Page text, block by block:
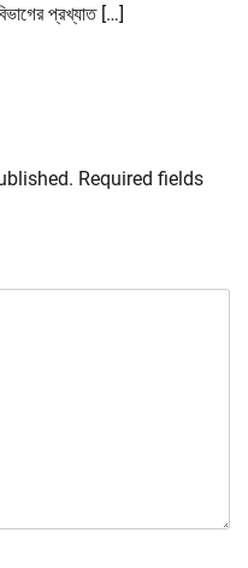
প্রখ্যাত […]
Required fields